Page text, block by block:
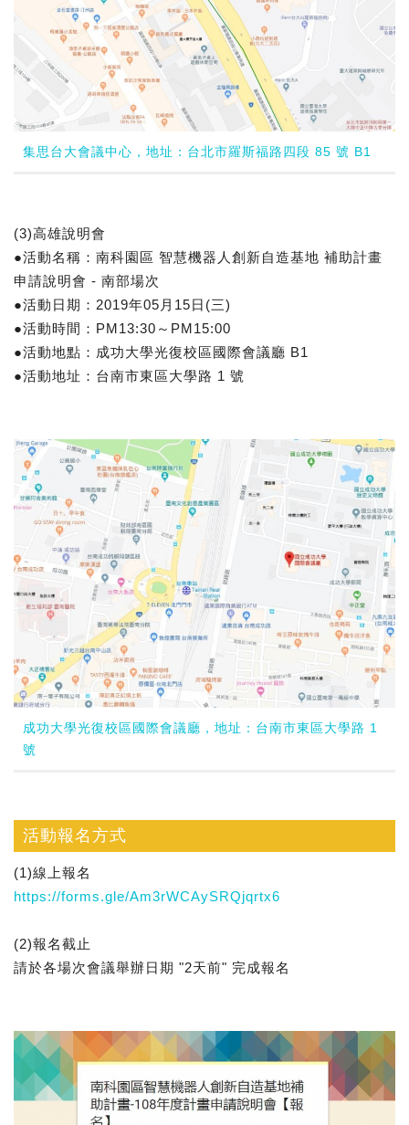
集思台大會議中心，地址：台北市羅斯福路四段 85 號 B1
(3)高雄說明會
●活動名稱：南科園區 智慧機器人創新自造基地 補助計畫
申請說明會 - 南部場次
●活動日期：2019年05月15日(三)
●活動時間：PM13:30～PM15:00
●活動地點：成功大學光復校區國際會議廳 B1
●活動地址：台南市東區大學路 1 號
成功大學光復校區國際會議廳，地址：台南市東區大學路 1
號
活動報名方式
(1)線上報名
https://forms.gle/Am3rWCAySRQjqrtx6
(2)報名截止
請於各場次會議舉辦日期 "2天前" 完成報名